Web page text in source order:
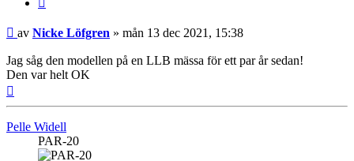
Inlägg
av Nicke Löfgren » mån 13 dec 2021, 15:38
Jag såg den modellen på en LLB mässa för ett par år sedan!
Den var helt OK
Pelle Widell
PAR-20